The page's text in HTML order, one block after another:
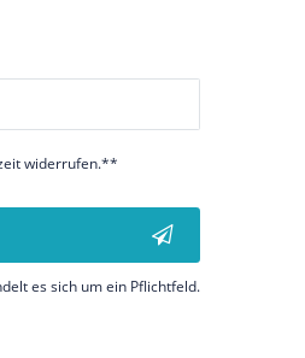
widerrufen.**
es sich um ein Pflichtfeld.